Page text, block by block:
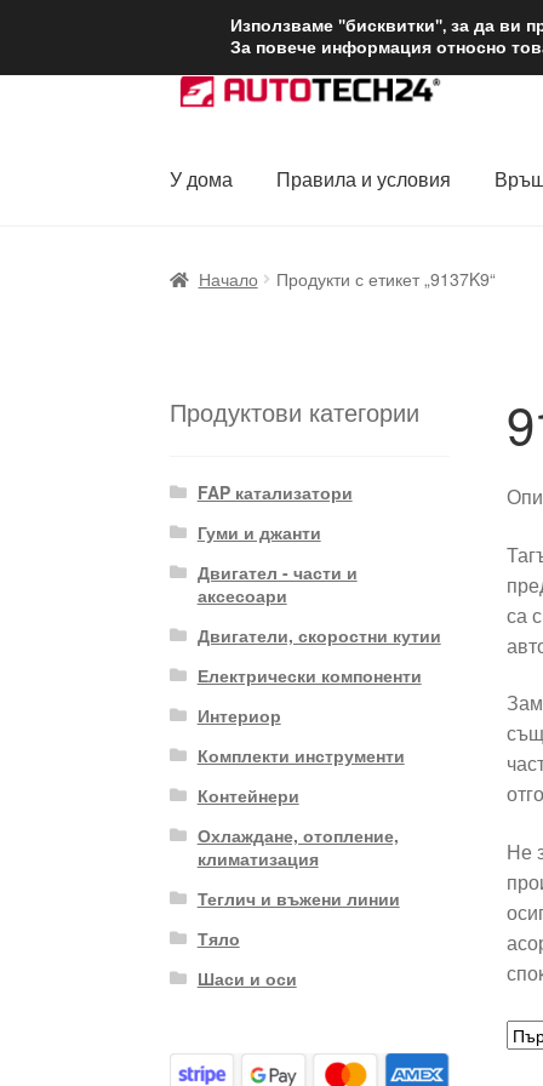
ДОСТАВКА от
Skip
to
Skip
to
У дома
Правила и условия
Начало Продукти с етикет „9137K9“
са
Не
Продуктови категории
FAP катализатори
Гуми и джанти
Двигател - части и
аксесоари
Двигатели, скоростни кутии
Електрически компоненти
Интериор
Комплекти инструменти
Контейнери
Охлаждане, отопление,
климатизация
Теглич и въжени линии
Тяло
Шаси и оси
Използваме "бисквитки", за да ви
За повече информация относно